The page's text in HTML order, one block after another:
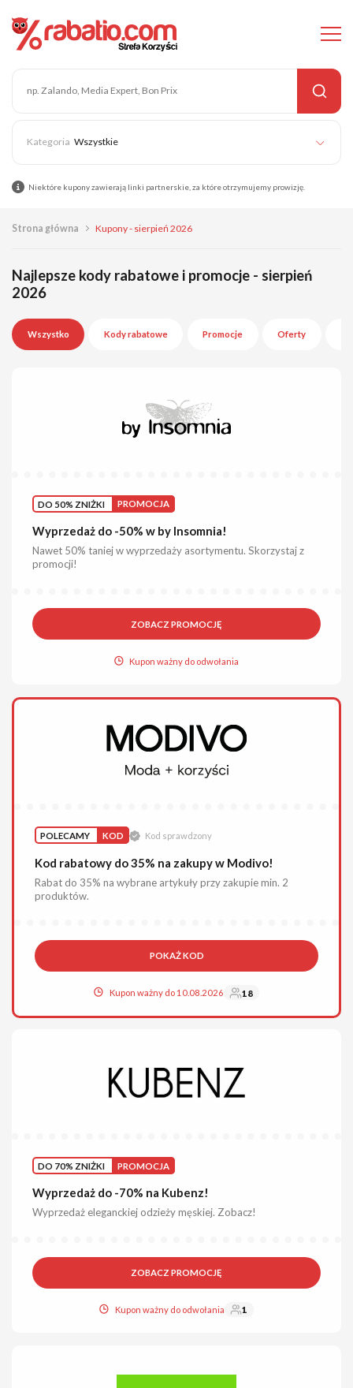
Wszystkie
Niektóre kupony zawierają linki partnerskie, za które otrzymujemy prowizję.
Strona główna Kupony - sierpień 2026
Najlepsze kody rabatowe i promocje - sierpień
2026
Wszystko Kody rabatowe Promocje Oferty
DO 50% ZNIŻKI PROMOCJA
Wyprzedaż do -50% w by Insomnia!
Nawet 50% taniej w wyprzedaży asortymentu. Skorzystaj z
promocji!
ZOBACZ PROMOCJĘ
Kupon ważny do odwołania
POLECAMY KOD Kod sprawdzony
Kod rabatowy do 35% na zakupy w Modivo!
Rabat do 35% na wybrane artykuły przy zakupie min. 2
produktów.
POKAŻ KOD
Kupon ważny do 10.08.2026 18
DO 70% ZNIŻKI PROMOCJA
Wyprzedaż do -70% na Kubenz!
Wyprzedaż eleganckiej odzieży męskiej. Zobacz!
ZOBACZ PROMOCJĘ
Kupon ważny do odwołania 1